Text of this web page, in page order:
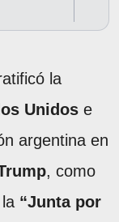
la
Unidos e
argentina en
, como
“Junta por